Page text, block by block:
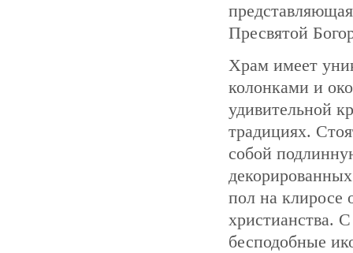
Пресвятой
Храм имеет
колонками и
удивительной
традициях.
собой
пол на клиросе
христианства.
бесподобные